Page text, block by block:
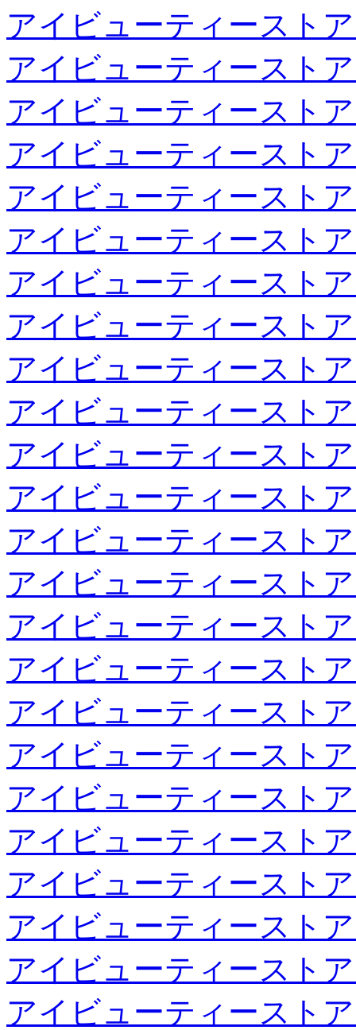
アイビューティースト
アイビューティースト
アイビューティースト
アイビューティースト
アイビューティースト
アイビューティースト
アイビューティースト
アイビューティースト
アイビューティースト
アイビューティースト
アイビューティースト
アイビューティースト
アイビューティースト
アイビューティースト
アイビューティースト
アイビューティースト
アイビューティースト
アイビューティースト
アイビューティースト
アイビューティースト
アイビューティースト
アイビューティースト
アイビューティースト
アイビューティースト